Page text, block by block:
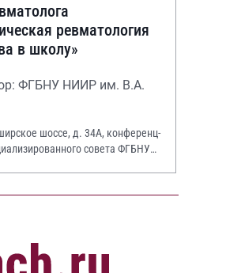
ревматология
в школу»
ФГБНУ НИИР им. В.А.
шоссе, д. 34А, конференц-
совета ФГБНУ